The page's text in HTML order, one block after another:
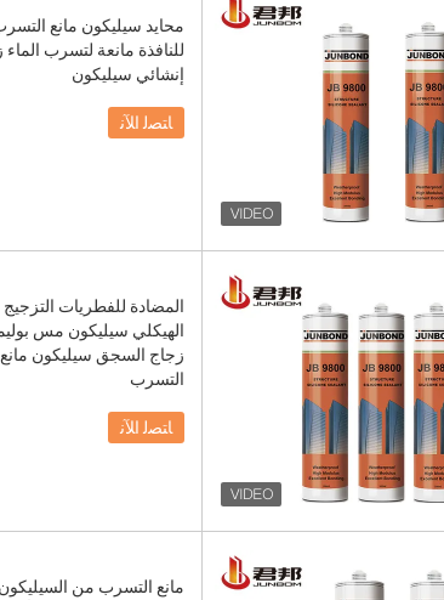
محايد سيليكون مانع
للنافذة مانعة لتسرب الماء
إنشائي سيليكون
ﺎﺘﺼﻟ ﺍﻶﻧ
المضادة للفطريات التزجيج
الهيكلي سيليكون مس
زجاج السجق سيليكون مانع
التسرب
ﺎﺘﺼﻟ ﺍﻶﻧ
مانع التسرب من السيليكون